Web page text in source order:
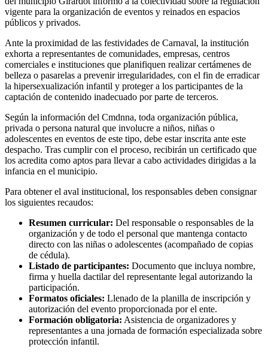
vigente para la organización de eventos y reinados en espacios
públicos y privados.
Ante la proximidad de las festividades de Carnaval, la institución
exhorta a representantes de comunidades, empresas, centros
comerciales e instituciones que planifiquen realizar certámenes de
belleza o pasarelas a prevenir irregularidades, con el fin de erradicar
la hipersexualización infantil y proteger a los participantes de la
captación de contenido inadecuado por parte de terceros.
Según la información del Cmdnna, toda organización pública,
privada o persona natural que involucre a niños, niñas o
adolescentes en eventos de este tipo, debe estar inscrita ante este
despacho. Tras cumplir con el proceso, recibirán un certificado que
los acredita como aptos para llevar a cabo actividades dirigidas a la
infancia en el municipio.
Para obtener el aval institucional, los responsables deben consignar
los siguientes recaudos:
Resumen curricular: Del responsable o responsables de la
organización y de todo el personal que mantenga contacto
directo con las niñas o adolescentes (acompañado de copias
de cédula).
Listado de participantes: Documento que incluya nombre,
firma y huella dactilar del representante legal autorizando la
participación.
Formatos oficiales: Llenado de la planilla de inscripción y
autorización del evento proporcionada por el ente.
Formación obligatoria: Asistencia de organizadores y
representantes a una jornada de formación especializada sobre
protección infantil.